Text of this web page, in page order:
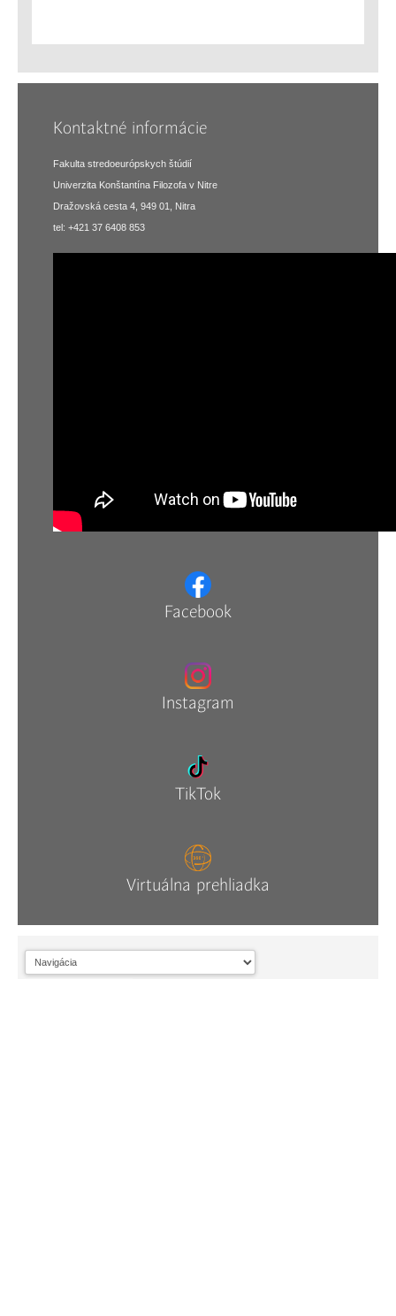
Kontaktné informácie
Fakulta stredoeurópskych štúdií
Univerzita Konštantína Filozofa v Nitre
Dražovská cesta 4, 949 01, Nitra
tel: +421 37 6408 853
Facebook
Instagram
TikTok
Virtuálna prehliadka